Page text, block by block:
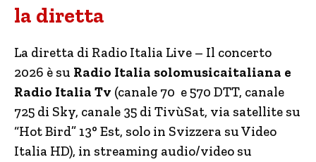
la diretta
La diretta di Radio Italia Live – Il concerto
2026 è su Radio Italia solomusicaitaliana e
Radio Italia Tv (canale 70 e 570 DTT, canale
725 di Sky, canale 35 di TivùSat, via satellite su
“Hot Bird” 13° Est, solo in Svizzera su Video
Italia HD), in streaming audio/video su